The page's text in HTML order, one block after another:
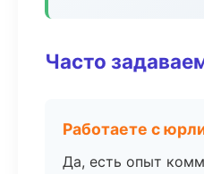
Часто
Работаете с
Да, есть опыт